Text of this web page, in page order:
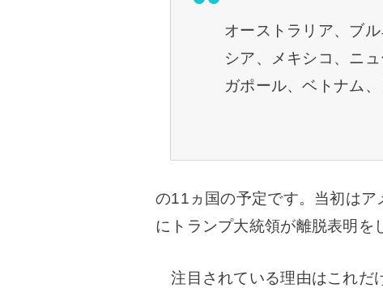
オーストラリア、ブ
シア、メキシコ、ニ
ガポール、ベトナム
の11ヵ国の予定です。当初は
にトランプ大統領が離脱表明を
注目されている理由はこれだ